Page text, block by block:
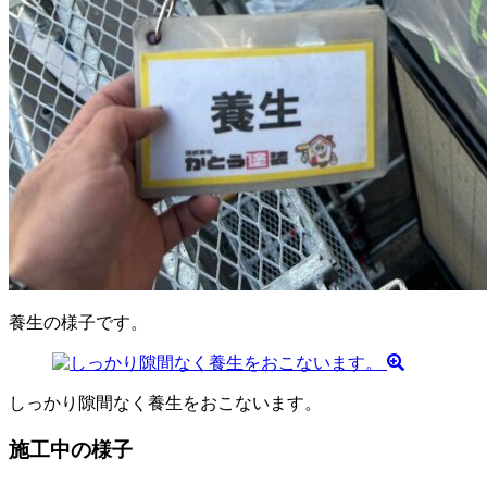
養生の様子です。
しっかり隙間なく養生をおこないます。
施工中の様子